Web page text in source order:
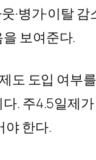
·병가·이탈
보여준다.
도 도입 여부
. 주4.5일제
야 한다.